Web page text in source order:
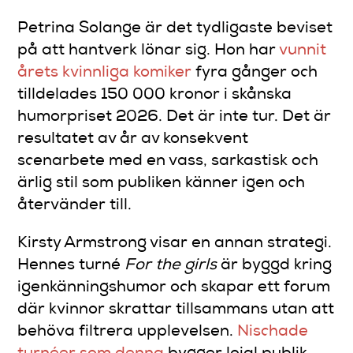
Petrina Solange är det tydligaste beviset
på att hantverk lönar sig. Hon harvunnit
årets kvinnliga komiker fyra gånger och
tilldelades 150 000 kronor i skånska
humorpriset 2026. Det är inte tur. Det är
resultatet av år av konsekvent
scenarbete med en vass, sarkastisk och
ärlig stil som publiken känner igen och
återvänder till.
Kirsty Armstrong visar en annan strategi.
Hennes turné For the girlsär byggd kring
igenkänningshumor och skapar ett forum
där kvinnor skrattar tillsammans utan att
behöva filtrera upplevelsen. Nischade